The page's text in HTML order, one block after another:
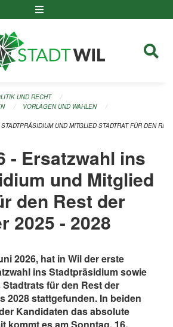
UND RECHT
VORLAGEN UND WAHLEN
UND MITGLIED STADTRAT FÜR DEN
- Ersatzwahl ins
und Mitglied
den Rest der
2025 - 2028
2026, hat in Wil der erste
ins Stadtpräsidium sowie
für den Rest der
2028 stattgefunden. In beiden
Kandidaten das absolute
kommt es am Sonntag, 16.